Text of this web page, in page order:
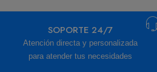
SOPORTE 24/7
Atención directa y personalizada
para atender tus necesidades